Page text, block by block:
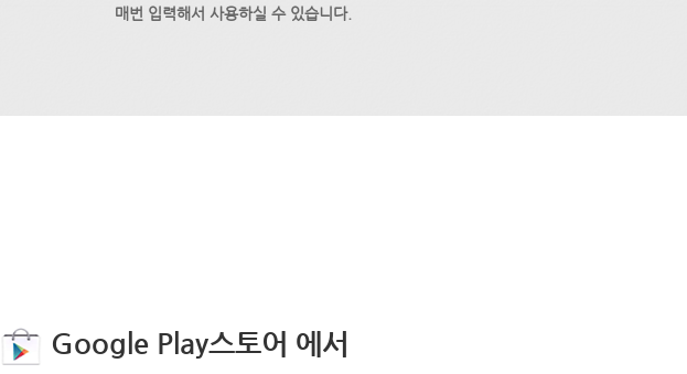
매번 입력해서 사용하실 수 있습니다.
Google Play스토어 에서